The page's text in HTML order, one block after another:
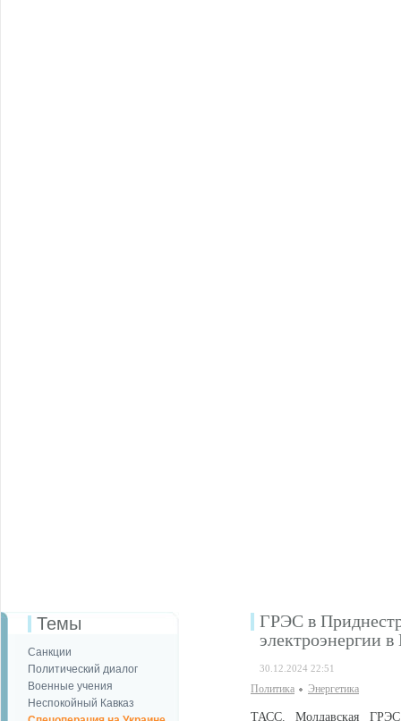
Темы
Санкции
Политический диалог
Военные учения
Неспокойный Кавказ
ГРЭС в
электроэнергии
30.12.2024 22:51
Политика Энергетика
ТАСС. Молдавская